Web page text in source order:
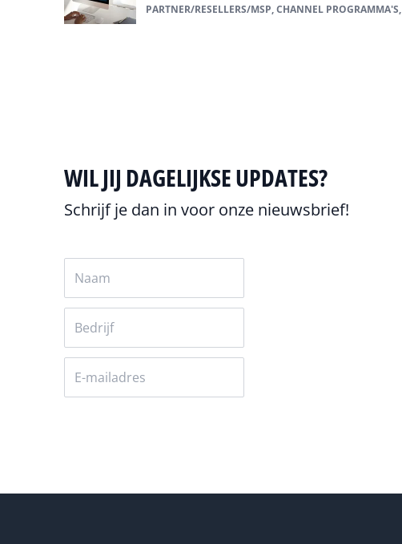
PARTNER/RESELLERS/MSP, CHANNEL PROGRAMMA'S,
WIL JIJ DAGELIJKSE UPDATES?
Schrijf je dan in voor onze nieuwsbrief!